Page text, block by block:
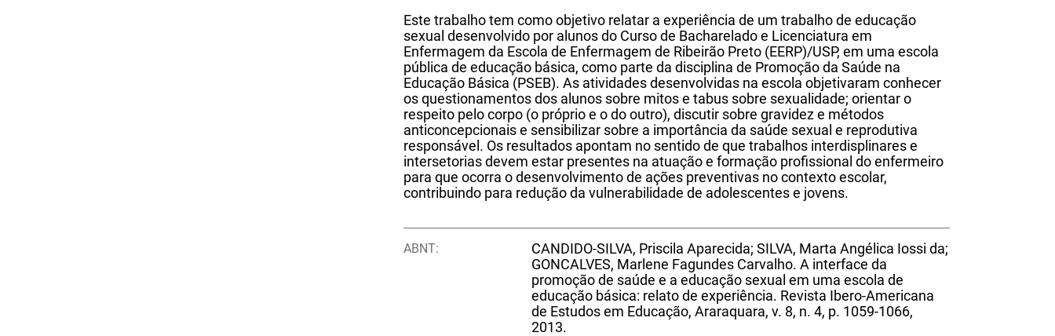
Este trabalho tem como objetivo relatar a experiência de um trabalho de educação
sexual desenvolvido por alunos do Curso de Bacharelado e Licenciatura em
Enfermagem da Escola de Enfermagem de Ribeirão Preto (EERP)/USP, em uma escola
pública de educação básica, como parte da disciplina de Promoção da Saúde na
Educação Básica (PSEB). As atividades desenvolvidas na escola objetivaram conhecer
os questionamentos dos alunos sobre mitos e tabus sobre sexualidade; orientar o
respeito pelo corpo (o próprio e o do outro), discutir sobre gravidez e métodos
anticoncepcionais e sensibilizar sobre a importância da saúde sexual e reprodutiva
responsável. Os resultados apontam no sentido de que trabalhos interdisplinares e
intersetorias devem estar presentes na atuação e formação profissional do enfermeiro
para que ocorra o desenvolvimento de ações preventivas no contexto escolar,
contribuindo para redução da vulnerabilidade de adolescentes e jovens.
ABNT:
CANDIDO-SILVA, Priscila Aparecida; SILVA, Marta Angélica Iossi da;
GONCALVES, Marlene Fagundes Carvalho. A interface da
promoção de saúde e a educação sexual em uma escola de
educação básica: relato de experiência. Revista Ibero-Americana
de Estudos em Educação, Araraquara, v. 8, n. 4, p. 1059-1066,
2013.